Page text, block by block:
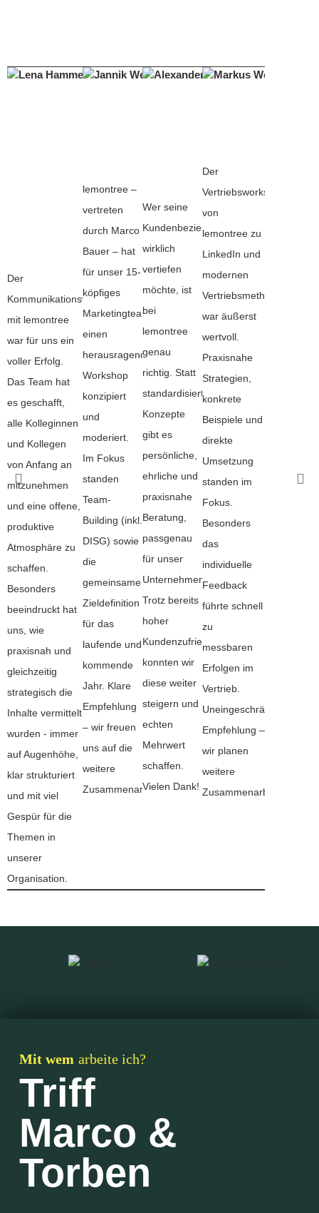
Lena Hammer
kaufmännische
Ausbildung
Der
Kommunikationsworkshop
mit lemontree
war für uns ein
voller Erfolg.
Das Team hat
es geschafft,
alle Kolleginnen
und Kollegen
von Anfang an
mitzunehmen
und eine offene,
produktive
Atmosphäre zu
schaffen.
Besonders
beeindruckt hat
uns, wie
praxisnah und
gleichzeitig
strategisch die
Inhalte vermittelt
wurden - immer
auf Augenhöhe,
klar strukturiert
und mit viel
Gespür für die
Themen in
unserer
Organisation.
Jannik Westram
lemontree –
vertreten
durch Marco
Bauer – hat
für unser 15-
köpfiges
Marketingteam
einen
herausragenden
Workshop
konzipiert
und
moderiert.
Im Fokus
standen
Team-
Building (inkl.
DISG) sowie
die
gemeinsame
Zieldefinition
für das
laufende und
kommende
Jahr. Klare
Empfehlung
– wir freuen
uns auf die
weitere
Zusammenarbeit.
Alexander
Wer seine
Kundenbeziehungen
wirklich
vertiefen
möchte, ist
bei
lemontree
genau
richtig. Statt
standardisierter
Konzepte
gibt es
persönliche,
ehrliche und
praxisnahe
Beratung,
passgenau
für unser
Unternehmen.
Trotz bereits
hoher
Kundenzufriedenheit
konnten wir
diese weiter
steigern und
echten
Mehrwert
schaffen.
Vielen Dank!
Der
Vertriebsworkshop
von
lemontree zu
LinkedIn und
modernen
Vertriebsmethoden
war äußerst
wertvoll.
Praxisnahe
Strategien,
konkrete
Beispiele und
direkte
Umsetzung
standen im
Fokus.
Besonders
das
individuelle
Feedback
führte schnell
zu
messbaren
Erfolgen im
Vertrieb.
Uneingeschränkte
Empfehlung –
wir planen
weitere
Zusammenarbeit.
Mit wem arbeite ich?
Triff
Marco &
Torben